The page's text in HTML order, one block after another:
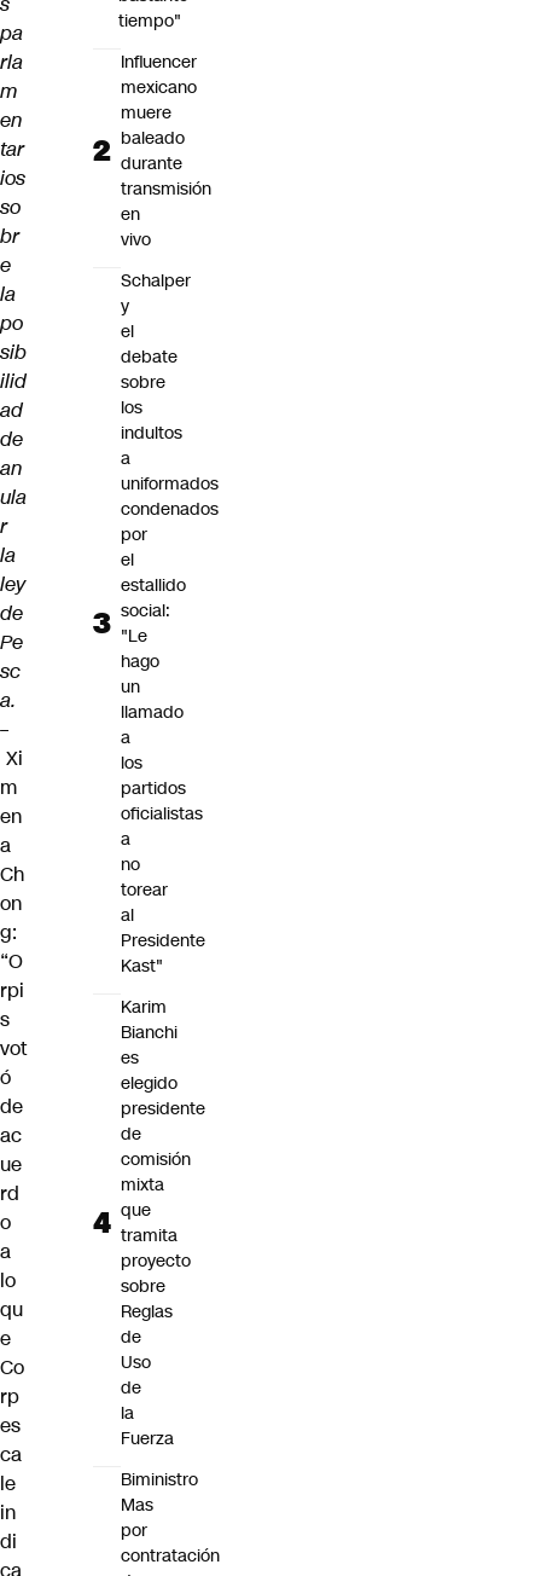
pa
rla
m
en
tar
ios
so
br
e
la
po
sib
ilid
ad
de
an
ula
r
la
ley
de
Pe
sc
a.
–
Xi
m
en
a
Ch
on
g:
“O
rpi
s
vot
ó
de
ac
ue
rd
o
a
lo
qu
e
Co
rp
es
ca
le
in
di
ca
tiempo"
Influencer
mexicano
muere
baleado
durante
transmisión
en
vivo
Schalper
y
el
debate
sobre
los
indultos
a
uniformados
condenados
por
el
estallido
social:
"Le
hago
un
llamado
a
los
partidos
oficialistas
a
no
torear
al
Presidente
Kast"
Karim
Bianchi
es
elegido
presidente
de
comisión
mixta
que
tramita
proyecto
sobre
Reglas
de
Uso
de
la
Fuerza
Biministro
Mas
por
contratación